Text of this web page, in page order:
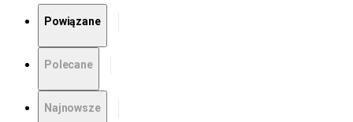
Powiązane
Polecane
Najnowsze